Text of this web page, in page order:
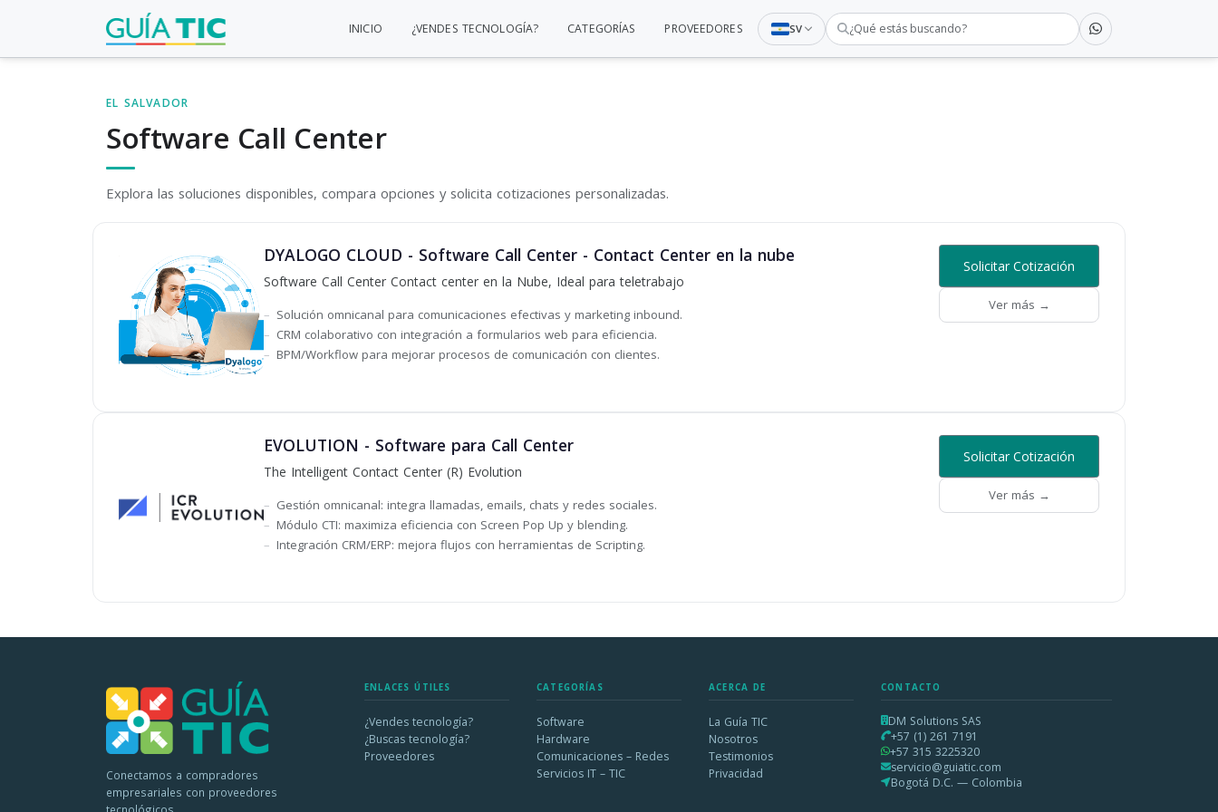
SV ¿Qué estás buscando?
INICIO ¿VENDES TECNOLOGÍA? CATEGORÍAS PROVEEDORES
EL SALVADOR
Software Call Center
Explora las soluciones disponibles, compara opciones y solicita cotizaciones personalizadas.
DYALOGO CLOUD - Software Call Center - Contact Center en la nube
Software Call Center Contact center en la Nube, Ideal para teletrabajo
Solución omnicanal para comunicaciones efectivas y marketing inbound.
CRM colaborativo con integración a formularios web para eficiencia.
BPM/Workflow para mejorar procesos de comunicación con clientes.
Solicitar Cotización
Ver más →
EVOLUTION - Software para Call Center
The Intelligent Contact Center (R) Evolution
Gestión omnicanal: integra llamadas, emails, chats y redes sociales.
Módulo CTI: maximiza eficiencia con Screen Pop Up y blending.
Integración CRM/ERP: mejora flujos con herramientas de Scripting.
Solicitar Cotización
Ver más →
Conectamos a compradores
empresariales con proveedores
ENLACES ÚTILES
¿Vendes tecnología?
¿Buscas tecnología?
Proveedores
CATEGORÍAS
Software
Hardware
Comunicaciones – Redes
Servicios IT – TIC
ACERCA DE
La Guía TIC
Nosotros
Testimonios
Privacidad
CONTACTO
DM Solutions SAS
+57 (1) 261 7191
+57 315 3225320
servicio@guiatic.com
Bogotá D.C. — Colombia